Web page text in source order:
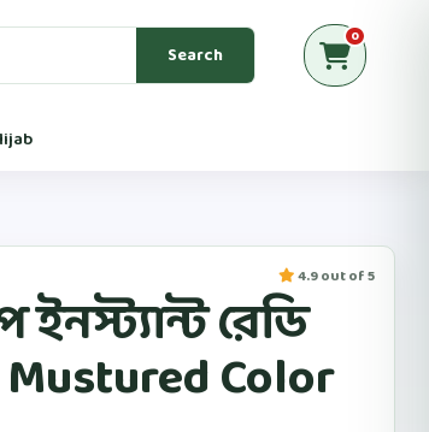
Search
0
4.9 out of 5
রেডি
Color